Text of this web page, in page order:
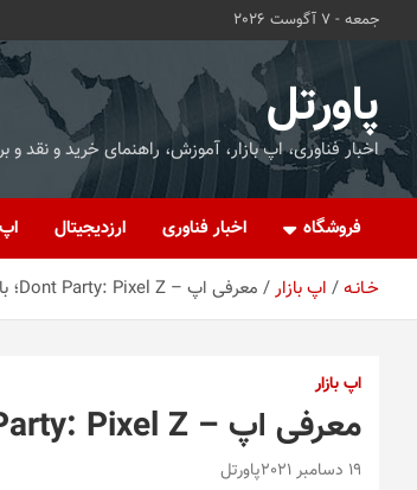
جمعه - 7 آگوست 2026
پاورتل
اخبار فناوری، اپ بازار، آموزش، راهنمای خرید و نقد و
فروشگاه اخبار فناوری ارزدیجیتال
خـانـه اپ بازار معرفی اپ – Dont Party: Pixel Z؛ بازی پیچیده و خاص را تجربه کنید
اپ بازار
معرفی اپ – Dont Party: Pixel Z؛ بازی پیچیده و خاص را تجربه کنید
19 دسامبر 2021 پاورتل